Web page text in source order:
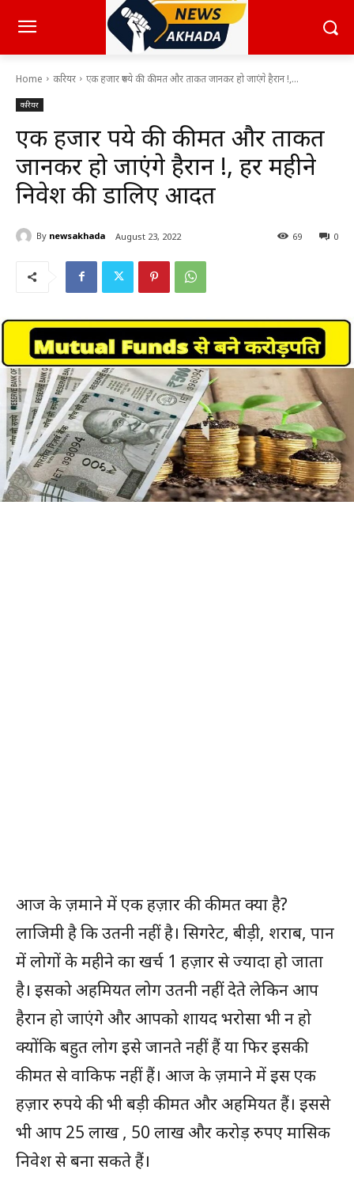
Home करियर एक हजार रुपये की कीमत और ताकत जानकर हो जाएंगे हैरान !,...
करियर
एक हजार रुपये की कीमत और ताकत
जानकर हो जाएंगे हैरान !, हर महीने
निवेश की डालिए आदत
By newsakhada August 23, 2022 0
69
आज के ज़माने में एक हज़ार की कीमत क्या है?
लाजिमी है कि उतनी नहीं है। सिगरेट, बीड़ी, शराब, पान
में लोगों के महीने का खर्च 1 हज़ार से ज्यादा हो जाता
है। इसको अहमियत लोग उतनी नहीं देते लेकिन आप
हैरान हो जाएंगे और आपको शायद भरोसा भी न हो
क्योंकि बहुत लोग इसे जानते नहीं हैं या फिर इसकी
कीमत से वाकिफ नहीं हैं। आज के ज़माने में इस एक
हज़ार रुपये की भी बड़ी कीमत और अहमियत हैं। इससे
भी आप 25 लाख , 50 लाख और करोड़ रुपए मासिक
निवेश से बना सकते हैं।